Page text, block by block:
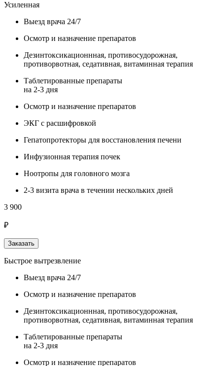
Усиленная
Выезд врача 24/7
Осмотр и назначение препаратов
Дезинтоксикационнная, противосудорожная,
противорвотная, седативная, витаминная терапия
Таблетированные препараты
на 2-3 дня
Осмотр и назначение препаратов
ЭКГ с расшифровкой
Гепатопротекторы для восстановления печени
Инфузионная терапия почек
Ноотропы для головного мозга
2-3 визита врача в течении нескольких дней
3 900
₽
Заказать
Быстрое вытрезвление
Выезд врача 24/7
Осмотр и назначение препаратов
Дезинтоксикационнная, противосудорожная,
противорвотная, седативная, витаминная терапия
Таблетированные препараты
на 2-3 дня
Осмотр и назначение препаратов